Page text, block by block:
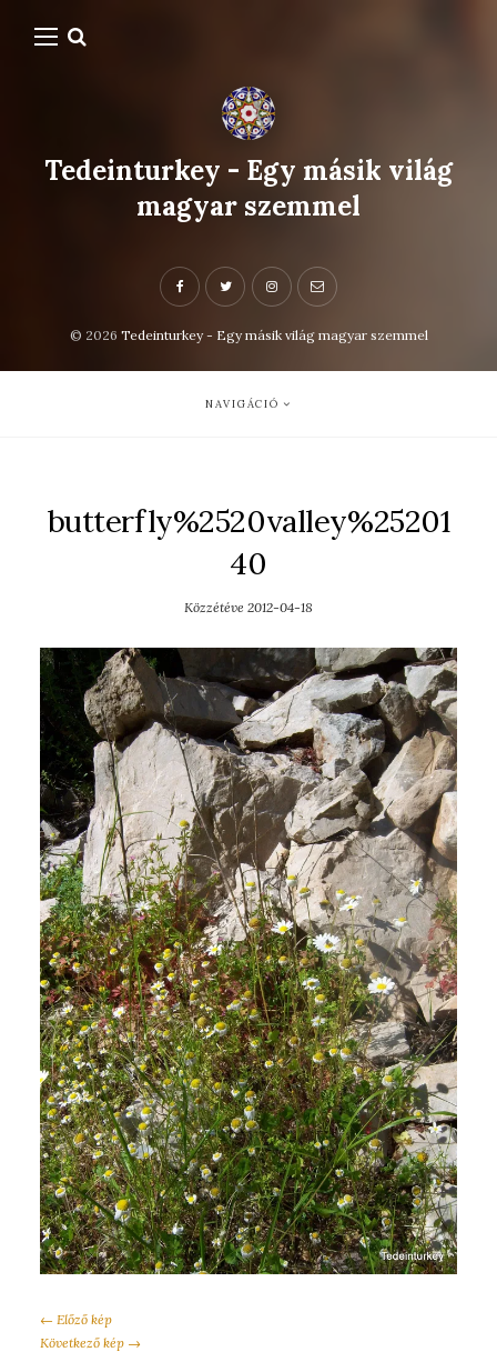
Tedeinturkey - Egy másik világ
magyar szemmel
© 2026 Tedeinturkey - Egy másik világ magyar szemmel
NAVIGÁCIÓ
butterfly%2520valley%25201
40
Közzétéve 2012-04-18
← Előző kép
Következő kép →